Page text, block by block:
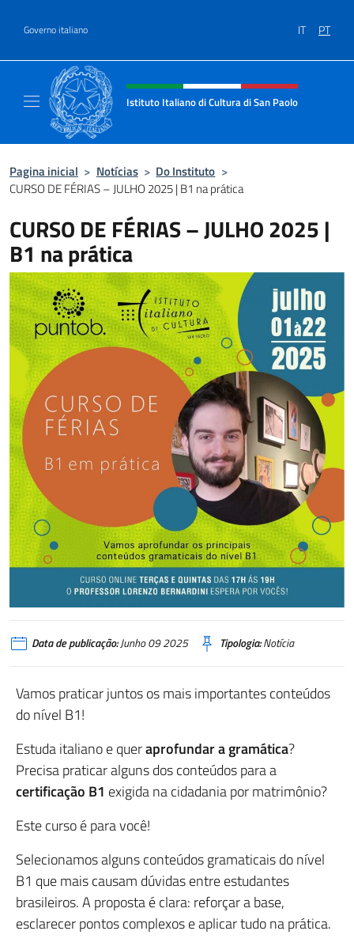
Governo italiano IT PT
Site, social e cabeçalho do menu
Istituto Italiano di Cultura di San Paolo
Pagina inicial > Notícias > Do Instituto >
CURSO DE FÉRIAS – JULHO 2025 | B1 na prática
CURSO DE FÉRIAS – JULHO 2025 |
B1 na prática
Data de publicação:Junho 09 2025 Tipologia:Notícia
Vamos‎ praticar‎ juntos‎ os‎ mais‎ importantes‎ conteúdos‎
do‎ nível‎ B1!
Estuda italiano e queraprofundar a gramática?
Precisa praticar alguns dos conteúdos para a
certificação B1 exigida na cidadania por matrimônio?
Este curso é para você!
Selecionamos alguns conteúdos gramaticais do nível
B1 que mais causam dúvidas entre estudantes
brasileiros. A proposta é clara: reforçar a base,
esclarecer pontos complexos e aplicar tudo na prática.